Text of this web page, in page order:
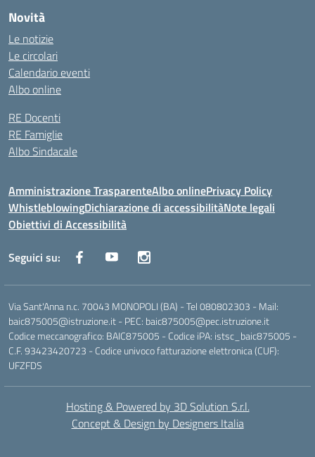
Novità
Le notizie
Le circolari
Calendario eventi
Albo online
RE Docenti
RE Famiglie
Albo Sindacale
Amministrazione TrasparenteAlbo onlinePrivacy Policy
WhistleblowingDichiarazione di accessibilitàNote legali
Obiettivi di Accessibilità
Seguici su:
Via Sant'Anna n.c. 70043 MONOPOLI (BA) - Tel 080802303 - Mail:
baic875005@istruzione.it - PEC: baic875005@pec.istruzione.it
Codice meccanografico: BAIC875005 - Codice iPA: istsc_baic875005 -
C.F. 93423420723 - Codice univoco fatturazione elettronica (CUF):
UFZFDS
Hosting & Powered by 3D Solution S.r.l.
Concept & Design by Designers Italia